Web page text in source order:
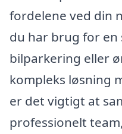
fordelene ved din
du har brug for en
bilparkering eller
kompleks løsning
er det vigtigt at
professionelt